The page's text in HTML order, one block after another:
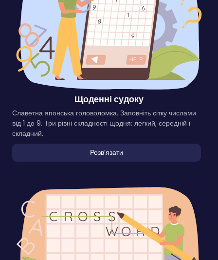
Щоденні судоку
Славетна японська головоломка. Заповніть сітку числами
від 1 до 9. Три рівні складності щодня: легкий, середній і
складний.
Розвʼязати